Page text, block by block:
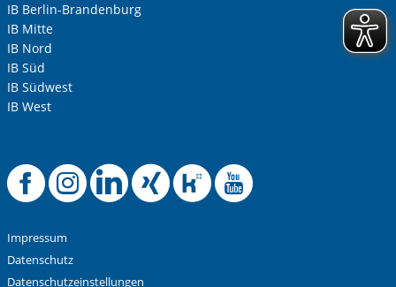
IB Berlin-Brandenburg
IB Mitte
IB Nord
IB Süd
IB Südwest
IB West
Offizielle
Offizielle
Offizielle
Offizielle
Offizielle
Impressum
Datenschutz
Datenschutzeinstellungen